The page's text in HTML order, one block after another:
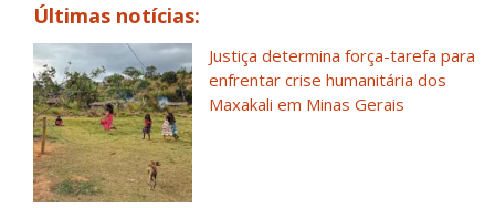
Últimas notícias:
Justiça determina força-tarefa para
enfrentar crise humanitária dos
Maxakali em Minas Gerais